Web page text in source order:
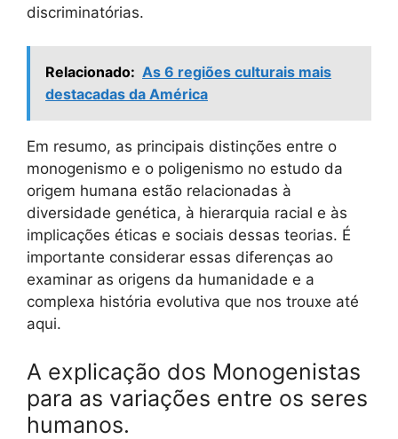
discriminatórias.
Relacionado: As 6 regiões culturais mais
destacadas da América
Em resumo, as principais distinções entre o
monogenismo e o poligenismo no estudo da
origem humana estão relacionadas à
diversidade genética, à hierarquia racial e às
implicações éticas e sociais dessas teorias. É
importante considerar essas diferenças ao
examinar as origens da humanidade e a
complexa história evolutiva que nos trouxe até
aqui.
A explicação dos Monogenistas
para as variações entre os seres
humanos.